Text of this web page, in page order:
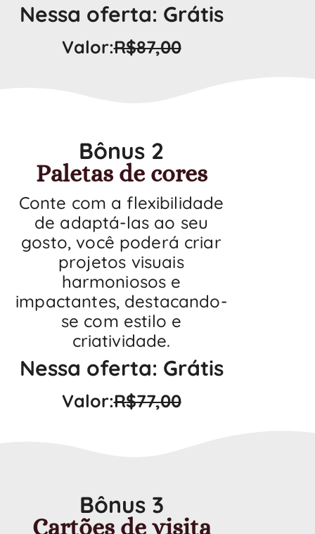
Nessa oferta: Grátis
Valor:R$87,00
Bônus 2
Paletas de cores
Conte com a flexibilidade
de adaptá-las ao seu
gosto, você poderá criar
projetos visuais
harmoniosos e
impactantes, destacando-
se com estilo e
criatividade.
Nessa oferta: Grátis
Valor:R$77,00
Bônus 3
Cartões de visita